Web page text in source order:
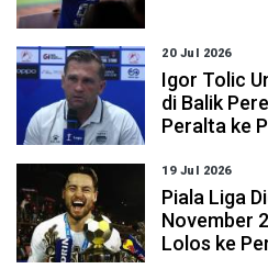
20 Jul 2026
Igor Tolic
di Balik
Peralta ke
19 Jul 2026
Piala Liga
November
Lolos ke